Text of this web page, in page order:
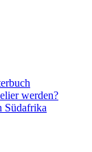
werden?
Südafrika